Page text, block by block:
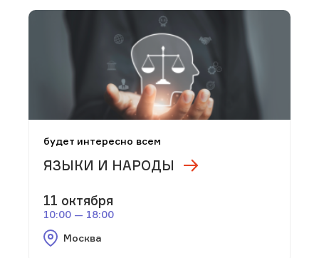
будет интересно всем
ЯЗЫКИ И НАРОДЫ
11 октября
10:00 — 18:00
Москва